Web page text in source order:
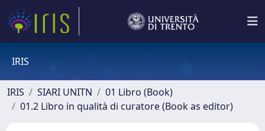
IRIS
IRIS SIARI UNITN
01 Libro (Book)
01.2 Libro in qualità di curatore (Book as editor)